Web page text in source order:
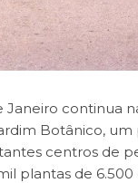
continua
Botânico,
centros de
plantas de